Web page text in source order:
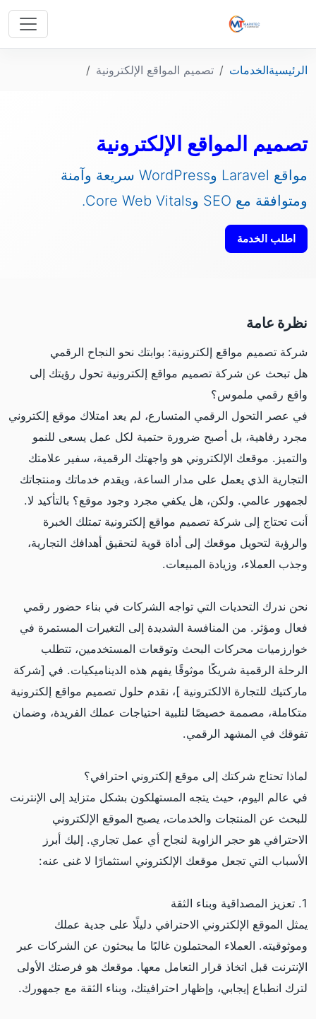
الرئيسيةالخدمات تصميم المواقع الإلكترونية
تصميم المواقع الإلكترونية
مواقع Laravel وWordPress سريعة وآمنة
ومتوافقة مع SEO وCore Web Vitals.
اطلب الخدمة
نظرة عامة
شركة تصميم مواقع إلكترونية: بوابتك نحو النجاح الرقمي
هل تبحث عن شركة تصميم مواقع إلكترونية تحول رؤيتك إلى
واقع رقمي ملموس؟
في عصر التحول الرقمي المتسارع، لم يعد امتلاك موقع إلكتروني
مجرد رفاهية، بل أصبح ضرورة حتمية لكل عمل يسعى للنمو
والتميز. موقعك الإلكتروني هو واجهتك الرقمية، سفير علامتك
التجارية الذي يعمل على مدار الساعة، ويقدم خدماتك ومنتجاتك
لجمهور عالمي. ولكن، هل يكفي مجرد وجود موقع؟ بالتأكيد لا.
أنت تحتاج إلى شركة تصميم مواقع إلكترونية تمتلك الخبرة
والرؤية لتحويل موقعك إلى أداة قوية لتحقيق أهدافك التجارية،
وجذب العملاء، وزيادة المبيعات.
نحن ندرك التحديات التي تواجه الشركات في بناء حضور رقمي
فعال ومؤثر. من المنافسة الشديدة إلى التغيرات المستمرة في
خوارزميات محركات البحث وتوقعات المستخدمين، تتطلب
الرحلة الرقمية شريكًا موثوقًا يفهم هذه الديناميكيات. في [شركة
ماركتيك للتجارة الالكترونية ]، نقدم حلول تصميم مواقع إلكترونية
متكاملة، مصممة خصيصًا لتلبية احتياجات عملك الفريدة، وضمان
تفوقك في المشهد الرقمي.
لماذا تحتاج شركتك إلى موقع إلكتروني احترافي؟
في عالم اليوم، حيث يتجه المستهلكون بشكل متزايد إلى الإنترنت
للبحث عن المنتجات والخدمات، يصبح الموقع الإلكتروني
الاحترافي هو حجر الزاوية لنجاح أي عمل تجاري. إليك أبرز
الأسباب التي تجعل موقعك الإلكتروني استثمارًا لا غنى عنه:
1. تعزيز المصداقية وبناء الثقة
يمثل الموقع الإلكتروني الاحترافي دليلًا على جدية عملك
وموثوقيته. العملاء المحتملون غالبًا ما يبحثون عن الشركات عبر
الإنترنت قبل اتخاذ قرار التعامل معها. موقعك هو فرصتك الأولى
لترك انطباع إيجابي، وإظهار احترافيتك، وبناء الثقة مع جمهورك.